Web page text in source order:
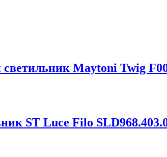
Maytoni Twig
ST Luce Filo